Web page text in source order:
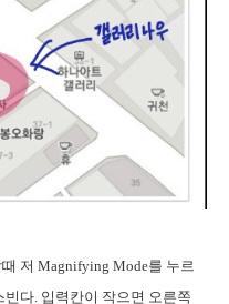
저 Magnifying Mode를 누르
다. 입력칸이 작으면 오른쪽